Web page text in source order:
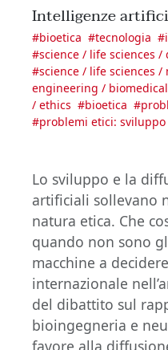
Intelligenze
#bioetica #tecnologia #
#science / life sciences
#science / life sciences /
engineering / biomedical
/ ethics #bioetica #
#problemi etici:
Lo sviluppo e la
artificiali sollevano
natura etica. Che
quando non sono
macchine a
internazionale
del dibattito sul
bioingegneria e
favore alla